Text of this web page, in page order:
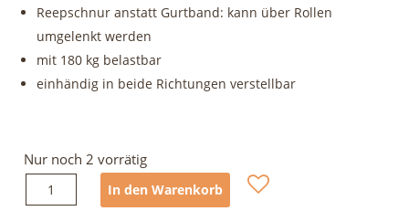
Reepschnur anstatt Gurtband: kann über Rollen
umgelenkt werden
mit 180 kg belastbar
einhändig in beide Richtungen verstellbar
Nur noch 2 vorrätig
Rock
In den Warenkorb